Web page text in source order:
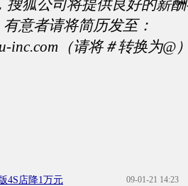
公司将提供良好的薪酬
意者请将简历发至：
（请将＃转换为@
09-01-21 14:23
4S店降1万元